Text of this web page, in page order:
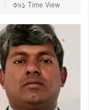
৩৬১ Time View